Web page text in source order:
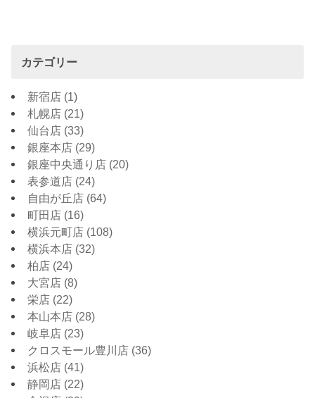
カテゴリー
新宿店 (1)
札幌店 (21)
仙台店 (33)
銀座本店 (29)
銀座中央通り店 (20)
表参道店 (24)
自由が丘店 (64)
町田店 (16)
横浜元町店 (108)
横浜本店 (32)
柏店 (24)
大宮店 (8)
栄店 (22)
本山本店 (28)
岐阜店 (23)
クロスモール豊川店 (36)
浜松店 (41)
静岡店 (22)